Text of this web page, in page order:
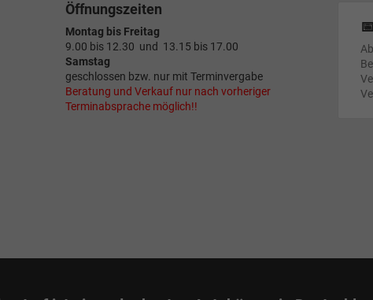
Öffnungszeiten
Montag bis Freitag
9.00 bis 12.30 und 13.15 bis 17.00
Samstag
geschlossen bzw. nur mit Terminvergabe
Beratung und Verkauf nur nach vorheriger
Terminabsprache möglich!!